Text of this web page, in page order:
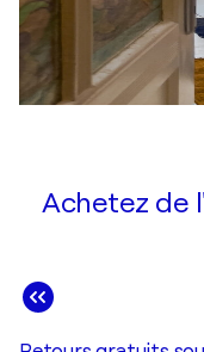
Achetez de